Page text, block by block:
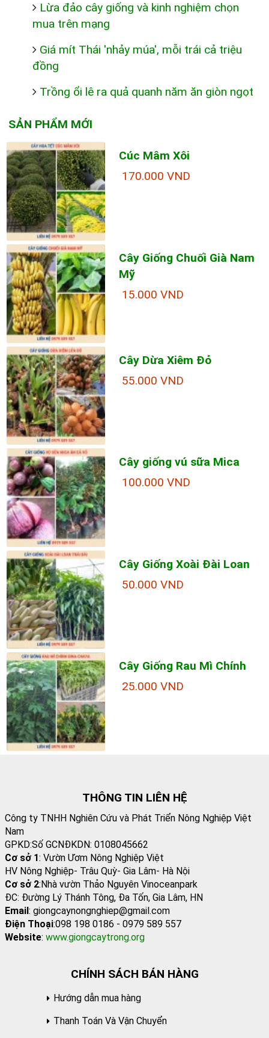
Lừa đảo cây giống và kinh nghiệm chọn
mua trên mạng
Giá mít Thái 'nhảy múa', mỗi trái cả triệu
đồng
Trồng ổi lê ra quả quanh năm ăn giòn ngọt
SẢN PHẨM MỚI
Cúc Mâm Xôi
170.000 VND
Cây Giống Chuối Già Nam
Mỹ
15.000 VND
Cây Dừa Xiêm Đỏ
55.000 VND
Cây giống vú sữa Mica
100.000 VND
Cây Giống Xoài Đài Loan
50.000 VND
Cây Giống Rau Mì Chính
25.000 VND
THÔNG TIN LIÊN HỆ
Công ty TNHH Nghiên Cứu và Phát Triển Nông Nghiệp Việt
Nam
GPKD:Số GCNĐKDN: 0108045662
Cơ sở 1: Vườn Ươm Nông Nghiệp Việt
HV Nông Nghiệp- Trâu Quỳ- Gia Lâm- Hà Nội
Cơ sở 2:Nhà vườn Thảo Nguyên Vinoceanpark
ĐC: Đường Lý Thánh Tông, Đa Tốn, Gia Lâm, HN
Email: giongcaynongnghiep@gmail.com
Điện Thoại:098 198 0186 - 0979 589 557
Website: www.giongcaytrong.org
CHÍNH SÁCH BÁN HÀNG
Hướng dẫn mua hàng
Thanh Toán Và Vận Chuyển